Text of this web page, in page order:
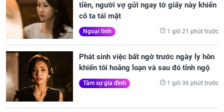
tiền, người vợ gửi ngay tờ giấy này khiến
cô ta tái mặt
Ngoại tình 1 giờ 21 phút trước
Phát sinh việc bất ngờ trước ngày ly hôn
khiến tôi hoảng loạn và sau đó tỉnh ngộ
Tâm sự gia đình 1 giờ 36 phút trước